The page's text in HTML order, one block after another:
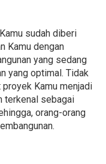
sudah diberi
Kamu dengan
yang sedang
yang optimal. Tidak
Kamu menjadi
terkenal sebagai
orang-orang